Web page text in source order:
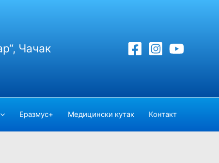
Чачак
Еразмус+ Медицински кутак Контакт